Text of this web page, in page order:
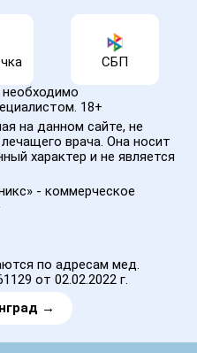
18+
на данном сайте, не
врача. Она носит
характер и не является
- коммерческое
по адресам мед.
от 02.02.2022 г.
СБП
→